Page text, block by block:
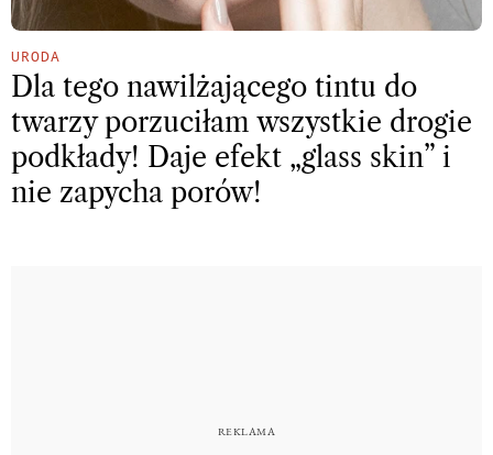
URODA
Dla tego nawilżającego tintu do
twarzy porzuciłam wszystkie drogie
podkłady! Daje efekt „glass skin” i
nie zapycha porów!